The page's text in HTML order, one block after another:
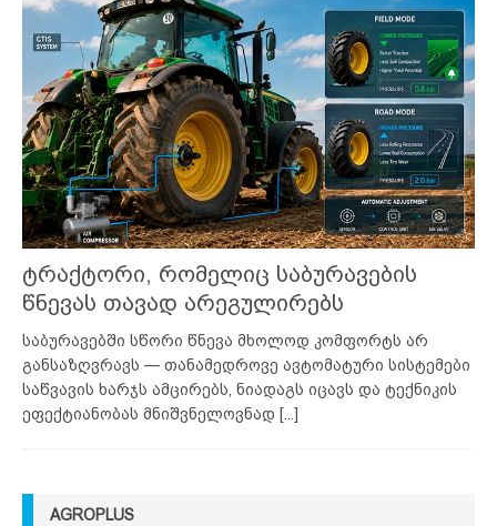
ტრაქტორი, რომელიც საბურავების
წნევას თავად არეგულირებს
საბურავებში სწორი წნევა მხოლოდ კომფორტს არ
განსაზღვრავს — თანამედროვე ავტომატური სისტემები
საწვავის ხარჯს ამცირებს, ნიადაგს იცავს და ტექნიკის
ეფექტიანობას მნიშვნელოვნად [...]
AGROPLUS